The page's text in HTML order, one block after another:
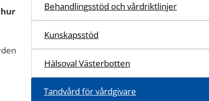
Behandlingsstöd och vårdriktlinjer
Kunskapsstöd
Hälsoval Västerbotten
Tandvård för vårdgivare